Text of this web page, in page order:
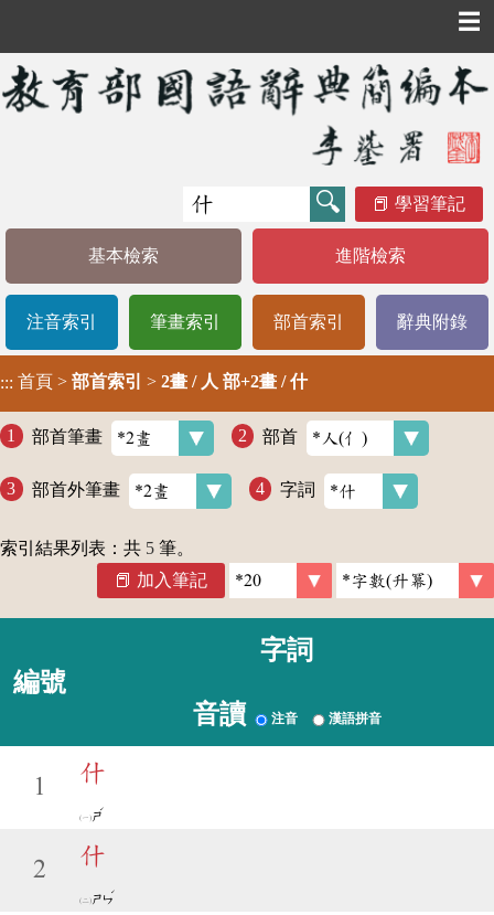
☰
學習筆記
基本檢索 進階檢索
注音索引 筆畫索引 部首索引 辭典附錄
::: 首頁 > 部首索引 > 2畫 / 人 部+2畫 / 什
部首筆畫 部首
部首外筆畫 字詞
索引結果列表：共 5 筆。
加入筆記
編號
字詞
音讀 注音 漢語拼音
1
什
ㄕ
ˊ
2
什
ㄕㄣ
ˊ